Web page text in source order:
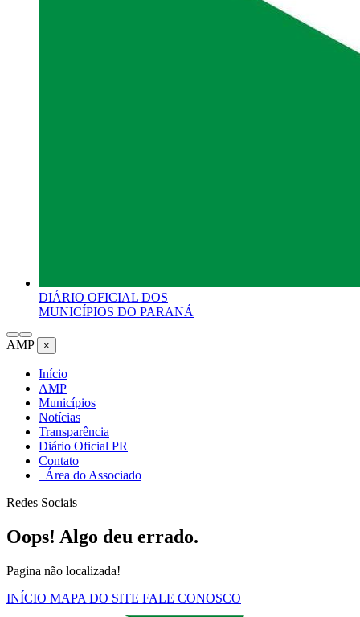
DIÁRIO OFICIAL DOS
MUNICÍPIOS DO PARANÁ
AMP ×
Início
AMP
Municípios
Notícias
Transparência
Diário Oficial PR
Contato
Área do Associado
Redes Sociais
Oops! Algo deu errado.
Pagina não localizada!
INÍCIO MAPA DO SITE FALE CONOSCO